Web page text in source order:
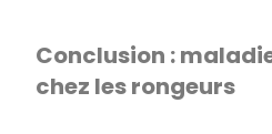
Conclusion :
chez les rongeurs